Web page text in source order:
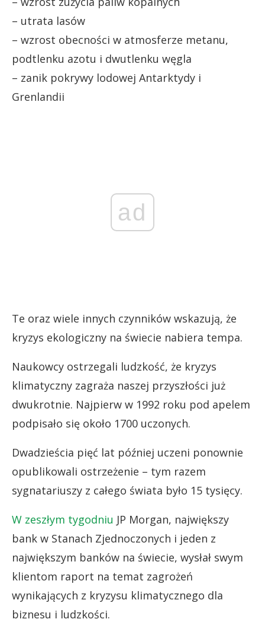
– utrata lasów
– wzrost obecności w atmosferze metanu,
podtlenku azotu i dwutlenku węgla
– zanik pokrywy lodowej Antarktydy i
Grenlandii
ad
Te oraz wiele innych czynników wskazują, że
kryzys ekologiczny na świecie nabiera tempa.
Naukowcy ostrzegali ludzkość, że kryzys
klimatyczny zagraża naszej przyszłości już
dwukrotnie. Najpierw w 1992 roku pod apelem
podpisało się około 1700 uczonych.
Dwadzieścia pięć lat później uczeni ponownie
opublikowali ostrzeżenie – tym razem
sygnatariuszy z całego świata było 15 tysięcy.
W zeszłym tygodniu JP Morgan, największy
bank w Stanach Zjednoczonych i jeden z
największym banków na świecie, wysłał swym
klientom raport na temat zagrożeń
wynikających z kryzysu klimatycznego dla
biznesu i ludzkości.